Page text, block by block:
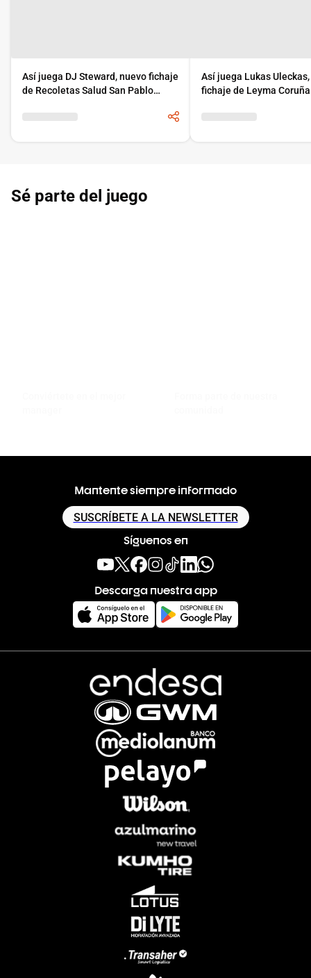
Así juega DJ Steward, nuevo fichaje
de Recoletas Salud San Pablo
Así juega Lukas
fichaje de Leyma Coruña
Sé parte del juego
Mantente siempre informado
SUSCRÍBETE A LA NEWSLETTER
Síguenos en
Descarga nuestra app